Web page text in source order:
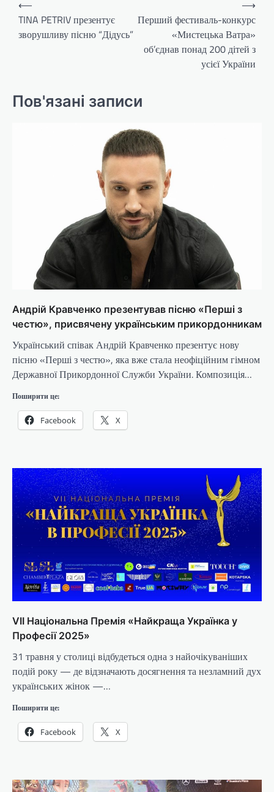
записів
⟵
TINA PETRIV презентує
зворушливу пісню “Дідусь”
Перший фестиваль-конкурс
«Мистецька Ватра»
об’єднав понад 200 дітей з
усієї України
⟶
Пов'язані записи
Андрій Кравченко презентував пісню «Перші з
честю», присвячену українським прикордонникам
Український співак Андрій Кравченко презентує нову
пісню «Перші з честю», яка вже стала неофіційним гімном
Державної Прикордонної Служби України. Композиція…
Поширити це:
Facebook X
VIІ Національна Премія «Найкраща Українка у
Професії 2025»
31 травня у столиці відбудеться одна з найочікуваніших
подій року — де відзначають досягнення та незламний дух
українських жінок —…
Поширити це:
Facebook X